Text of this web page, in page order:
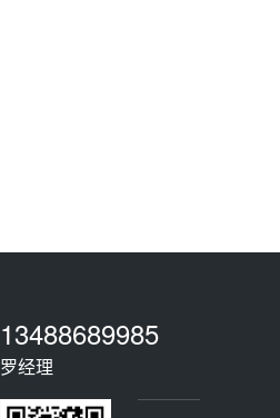
13488689985
罗经理